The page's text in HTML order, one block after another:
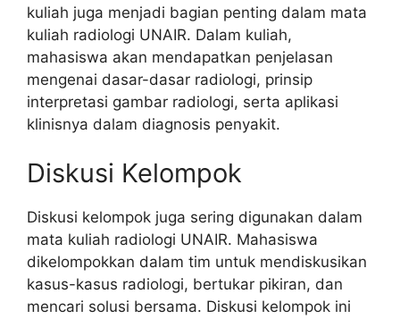
kuliah juga menjadi bagian penting dalam mata
kuliah radiologi UNAIR. Dalam kuliah,
mahasiswa akan mendapatkan penjelasan
mengenai dasar-dasar radiologi, prinsip
interpretasi gambar radiologi, serta aplikasi
klinisnya dalam diagnosis penyakit.
Diskusi Kelompok
Diskusi kelompok juga sering digunakan dalam
mata kuliah radiologi UNAIR. Mahasiswa
dikelompokkan dalam tim untuk mendiskusikan
kasus-kasus radiologi, bertukar pikiran, dan
mencari solusi bersama. Diskusi kelompok ini